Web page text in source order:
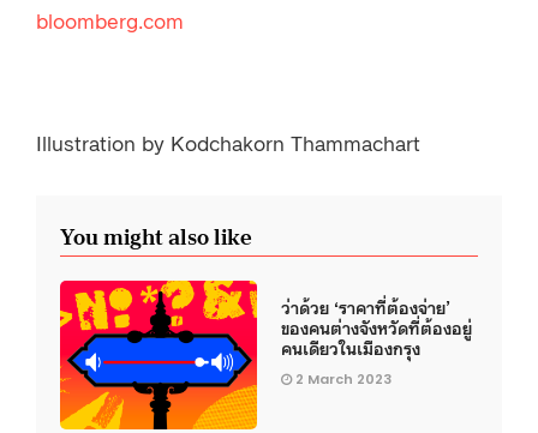
bloomberg.com
Illustration by Kodchakorn Thammachart
You might also like
ว่าด้วย ‘ราคาที่ต้องจ่าย’
ของคนต่างจังหวัดที่ต้องอยู่
คนเดียวในเมืองกรุง
2 March 2023